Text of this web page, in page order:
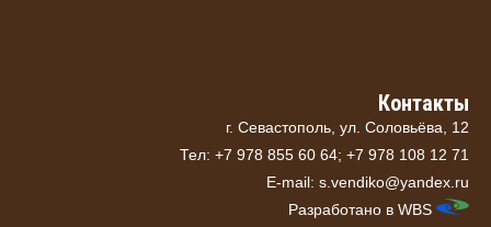
Контакты
г. Севастополь, ул. Соловьёва, 12
Тел: +7 978 855 60 64; +7 978 108 12 71
E-mail: s.vendiko@yandex.ru
Разработано в WBS